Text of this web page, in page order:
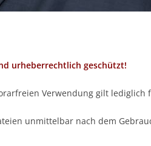
urheberrechtlich geschützt!
Verwendung gilt lediglich
unmittelbar nach dem